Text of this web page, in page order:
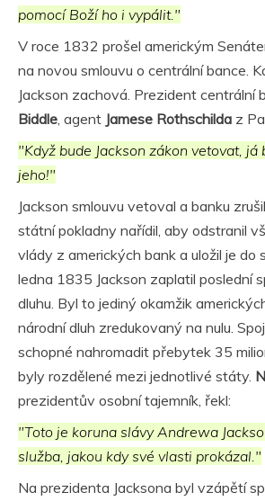
pomocí Boží ho i vypálit."
V roce 1832 prošel americkým
na novou smlouvu o centrální bance.
Jackson zachová. Prezident centrální
Biddle , agent Jamese Rothschilda z
"Když bude Jackson zákon vetovat, já
jeho!"
Jackson smlouvu vetoval a banku
státní pokladny nařídil, aby odstranil
vlády z amerických bank a uložil je do
ledna 1835 Jackson zaplatil poslední
dluhu. Byl to jediný okamžik
národní dluh zredukovaný na nulu.
schopné nahromadit přebytek 35
byly rozdělené mezi jednotlivé státy.
prezidentův osobní tajemník, řekl:
"Toto je koruna slávy Andrewa
služba, jakou kdy své vlasti prokázal."
Na prezidenta Jacksona byl vzápětí